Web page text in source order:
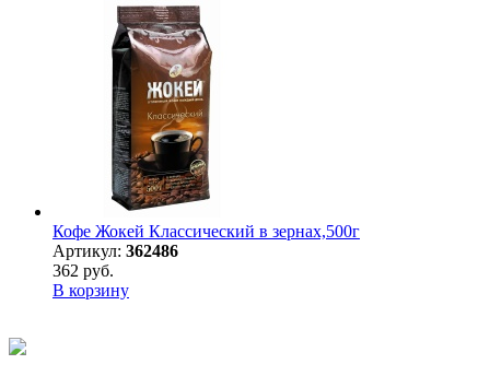
Кофе Жокей Классический в зернах,500г
Артикул: 362486
362 руб.
В корзину